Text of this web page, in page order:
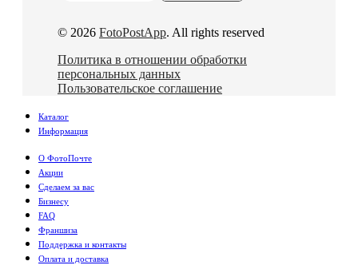
© 2026 FotoPostApp. All rights reserved
Политика в отношении обработки
персональных данных
Пользовательское соглашение
Каталог
Информация
О ФотоПочте
Акции
Сделаем за вас
Бизнесу
FAQ
Франшиза
Поддержка и контакты
Оплата и доставка